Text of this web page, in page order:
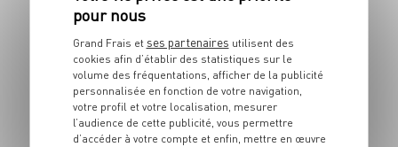
d'aloyau
2 pers. 15 min 3 min
Grand Frais et ses partenaires utilisent des
cookies afin d’établir des statistiques sur le
volume des fréquentations, afficher de la publicité
personnalisée en fonction de votre navigation,
votre profil et votre localisation, mesurer
l’audience de cette publicité, vous permettre
d’accéder à votre compte et enfin, mettre en œuvre